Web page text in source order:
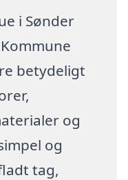
i Sønder
betydeligt
og
og
tag,